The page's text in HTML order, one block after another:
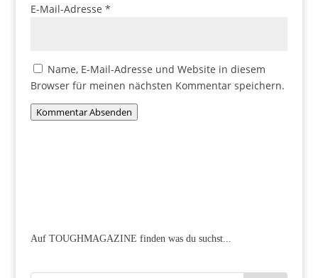
E-Mail-Adresse *
Name, E-Mail-Adresse und Website in diesem
Browser für meinen nächsten Kommentar speichern.
Kommentar Absenden
Auf TOUGHMAGAZINE finden was du suchst...